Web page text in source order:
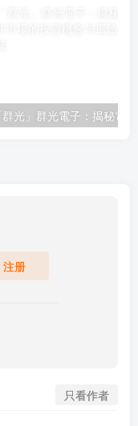
注册
只看作者